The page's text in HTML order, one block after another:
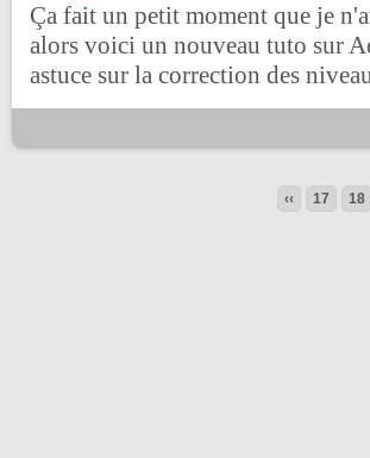
Ça fait un petit moment que je
alors voici un nouveau tuto sur
astuce sur la correction des
‹‹ 17 18